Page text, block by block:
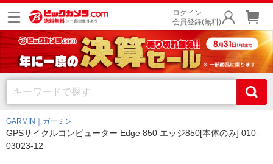
ログイン
会員登録(無料)
GARMIN｜ガーミン
GPSサイクルコンピューター Edge 850 エッジ850[本体のみ] 010-
03023-12